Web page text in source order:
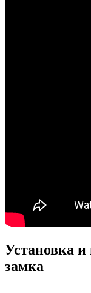
Установка и
замка